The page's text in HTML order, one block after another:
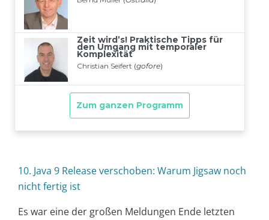
10. Java 9 Release verschoben: Warum Jigsaw noch
nicht fertig ist
Es war eine der großen Meldungen Ende letzten